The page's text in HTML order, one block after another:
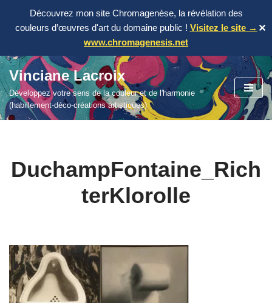
Découvrez mon site Chromagenèse, la révélation des
couleurs d’œuvres d'art du domaine public ! Visitez le site →
www.chromagenesis.net
✕
Aller
au
contenu
Vinciane Lacroix
Développez votre sens de la couleur et de l'harmonie
(habillement-déco-créations artistiques)
DuchampFontaine_Rich
terKlorolle